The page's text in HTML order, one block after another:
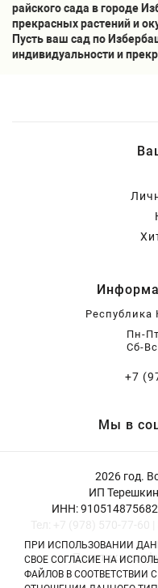
райского сада в городе
прекрасных растений и
Пусть ваш сад по
индивидуальности и
Пн-
Сб-
+7
Мы в
2026 год.
ИП
ИНН:
Политика
ПРИ ИСПОЛЬЗОВАНИИ
СВОЕ СОГЛАСИЕ НА
ФАЙЛОВ В СООТВЕТСТВИИ